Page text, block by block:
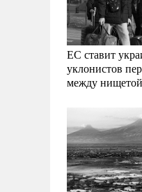
ЕС ставит
уклонистов
между